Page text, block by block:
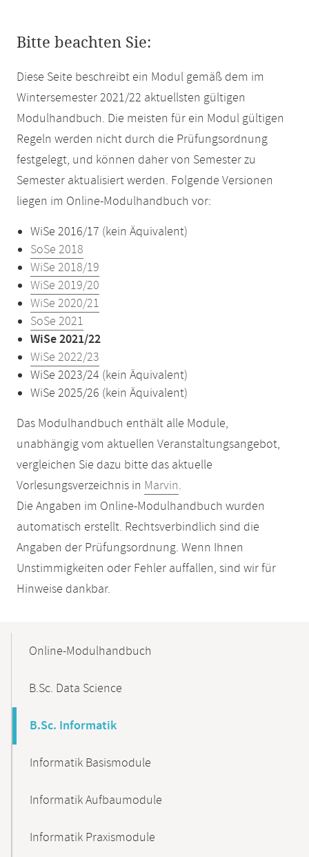
Bitte beachten Sie:
Diese Seite beschreibt ein Modul gemäß dem im
Wintersemester 2021/22 aktuellsten gültigen
Modulhandbuch. Die meisten für ein Modul gültigen
Regeln werden nicht durch die Prüfungsordnung
festgelegt, und können daher von Semester zu
Semester aktualisiert werden. Folgende Versionen
liegen im Online-Modulhandbuch vor:
WiSe 2016/17 (kein Äquivalent)
SoSe 2018
WiSe 2018/19
WiSe 2019/20
WiSe 2020/21
SoSe 2021
WiSe 2021/22
WiSe 2022/23
WiSe 2023/24 (kein Äquivalent)
WiSe 2025/26 (kein Äquivalent)
Das Modulhandbuch enthält alle Module,
unabhängig vom aktuellen Veranstaltungsangebot,
vergleichen Sie dazu bitte das aktuelle
Vorlesungsverzeichnis in Marvin.
Die Angaben im Online-Modulhandbuch wurden
automatisch erstellt. Rechtsverbindlich sind die
Angaben der Prüfungsordnung. Wenn Ihnen
Unstimmigkeiten oder Fehler auffallen, sind wir für
Hinweise dankbar.
NavigationOnline-Modulhandbuch
B.Sc. Data Science
B.Sc. Informatik
Informatik Basismodule
Informatik Aufbaumodule
Informatik Praxismodule